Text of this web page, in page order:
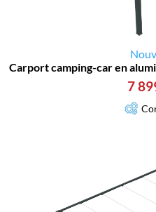
Carport camping-car en
7